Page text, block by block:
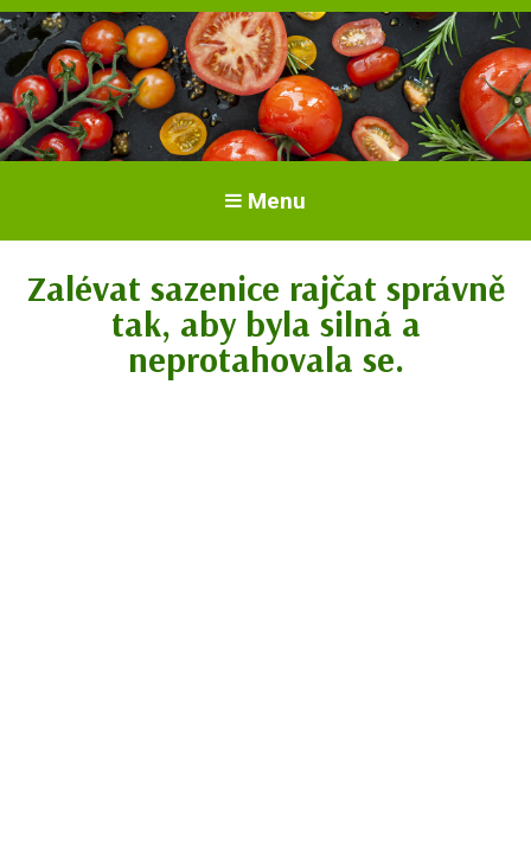
Odrůdy a sazenice.
Menu
Zalévat sazenice rajčat správně
tak, aby byla silná a
neprotahovala se.